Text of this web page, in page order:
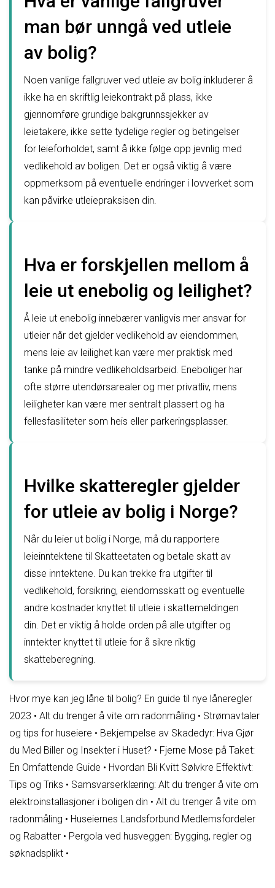
man bør unngå ved utleie
av bolig?
Noen vanlige fallgruver ved utleie av bolig inkluderer å
ikke ha en skriftlig leiekontrakt på plass, ikke
gjennomføre grundige bakgrunnssjekker av
leietakere, ikke sette tydelige regler og betingelser
for leieforholdet, samt å ikke følge opp jevnlig med
vedlikehold av boligen. Det er også viktig å være
oppmerksom på eventuelle endringer i lovverket som
kan påvirke utleiepraksisen din.
Hva er forskjellen mellom å
leie ut enebolig og leilighet?
Å leie ut enebolig innebærer vanligvis mer ansvar for
utleier når det gjelder vedlikehold av eiendommen,
mens leie av leilighet kan være mer praktisk med
tanke på mindre vedlikeholdsarbeid. Eneboliger har
ofte større utendørsarealer og mer privatliv, mens
leiligheter kan være mer sentralt plassert og ha
fellesfasiliteter som heis eller parkeringsplasser.
Hvilke skatteregler gjelder
for utleie av bolig i Norge?
Når du leier ut bolig i Norge, må du rapportere
leieinntektene til Skatteetaten og betale skatt av
disse inntektene. Du kan trekke fra utgifter til
vedlikehold, forsikring, eiendomsskatt og eventuelle
andre kostnader knyttet til utleie i skattemeldingen
din. Det er viktig å holde orden på alle utgifter og
inntekter knyttet til utleie for å sikre riktig
skatteberegning.
Hvor mye kan jeg låne til bolig? En guide til nye låneregler
2023 • Alt du trenger å vite om radonmåling • Strømavtaler
og tips for huseiere • Bekjempelse av Skadedyr: Hva Gjør
du Med Biller og Insekter i Huset? • Fjerne Mose på Taket:
En Omfattende Guide • Hvordan Bli Kvitt Sølvkre Effektivt:
Tips og Triks • Samsvarserklæring: Alt du trenger å vite om
elektroinstallasjoner i boligen din • Alt du trenger å vite om
radonmåling • Huseiernes Landsforbund Medlemsfordeler
og Rabatter • Pergola ved husveggen: Bygging, regler og
søknadsplikt •